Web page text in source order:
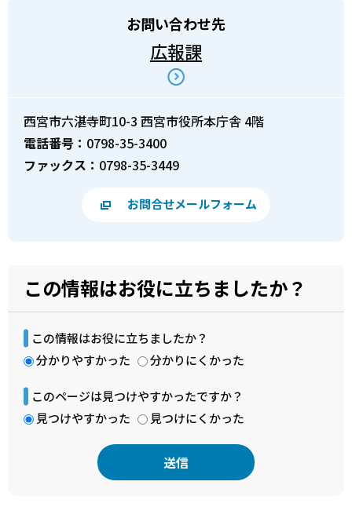
お問い合わせ先
広報課
西宮市六湛寺町10-3 西宮市役所本庁舎 4階
電話番号： 0798-35-3400
ファックス： 0798-35-3449
お問合せメールフォーム
この情報はお役に立ちましたか？
この情報はお役に立ちましたか？
分かりやすかった
分かりにくかった
このページは見つけやすかったですか？
見つけやすかった
見つけにくかった